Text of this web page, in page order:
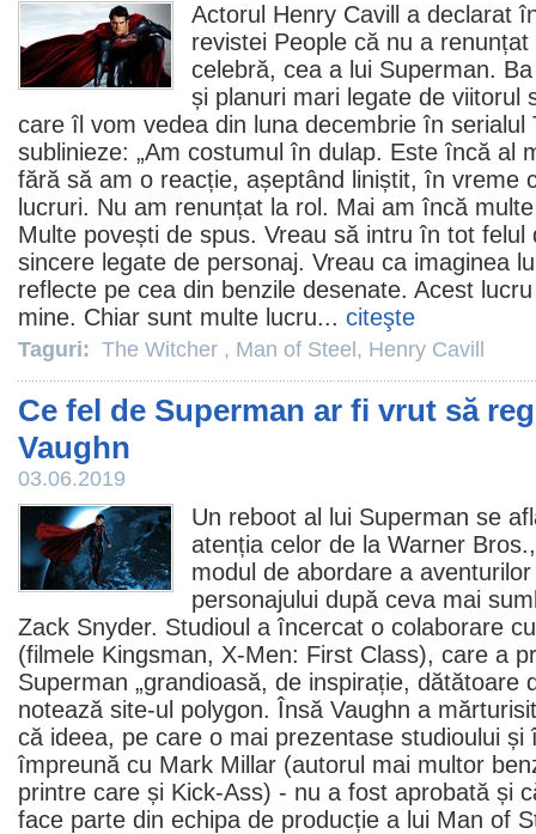
Actorul Henry Cavill
a declarat
revistei People că nu a
celebră, cea a lui Superman.
și planuri mari legate de viitorul
care îl vom vedea din luna decembrie în serialul
sublinieze: „Am costumul în dulap. Este încă al
fără să am o reacție, așeptând liniștit, în vreme
lucruri. Nu am renunțat la rol. Mai am încă
Multe povești de spus. Vreau să intru în tot felul
sincere legate de personaj. Vreau ca imaginea
reflecte pe cea din benzile desenate. Acest
mine. Chiar sunt multe lucru... citeşte
Taguri: The Witcher , Man of Steel , Henry Cavill
Ce fel de Superman ar fi vrut să
Vaughn
03.06.2019
Un reboot al lui Superman se
atenția celor de la Warner
modul de abordare a
personajului după ceva mai
Zack Snyder. Studioul a încercat o colaborare
(filmele Kingsman, X-Men: First Class), care a
Superman „grandioasă, de inspirație, dătătoare
notează site-ul polygon. Însă Vaughn a
că ideea, pe care o mai prezentase studioului și
împreună cu Mark Millar (autorul mai multor
printre care și Kick-Ass) - nu a fost aprobată și
face parte din echipa de producție a lui Man of